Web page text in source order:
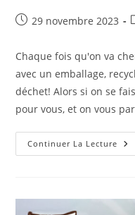
Publication
29 novembre 2023
Chaque fois qu'on va
avec un emballage,
déchet! Alors si on se
pour vous, et on vous
Continuer La Lecture R
Le